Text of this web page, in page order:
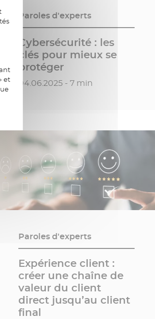
Paroles d'experts
Cybersécurité : les
clés pour mieux se
protéger
Date de publication
04.06.2025 - 7 min
Paroles d'experts
Expérience client :
créer une chaîne de
valeur du client
direct jusqu’au client
final
et